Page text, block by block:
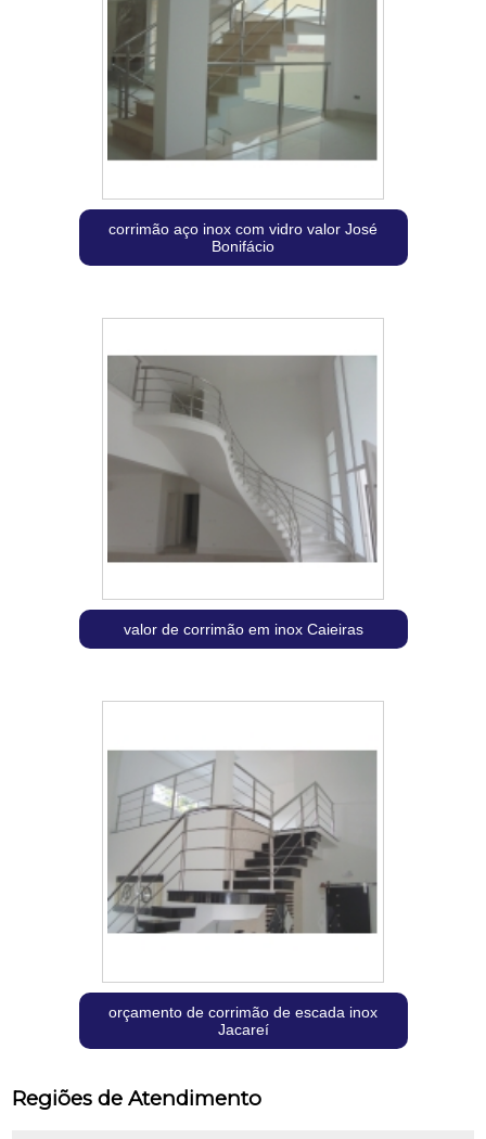
corrimão aço inox com vidro valor José
Bonifácio
valor de corrimão em inox Caieiras
orçamento de corrimão de escada inox
Jacareí
Regiões de Atendimento